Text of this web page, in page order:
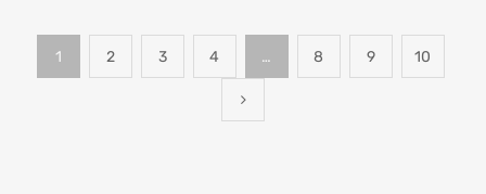
1 2 3 4 … 8 9 10